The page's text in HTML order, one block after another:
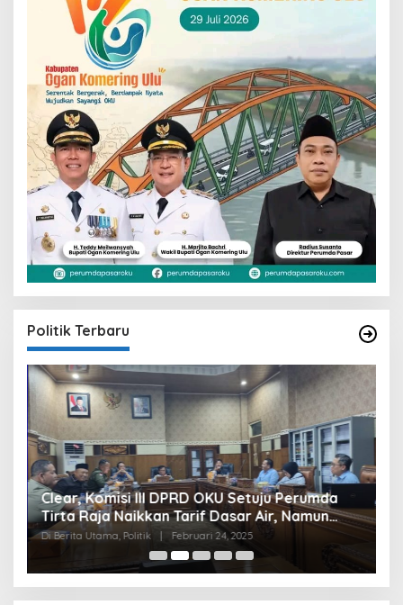
Politik Terbaru
Clear, Komisi III DPRD OKU Setuju Perumda
Tirta Raja Naikkan Tarif Dasar Air, Namun
Bersyarat
Di Berita Utama, Politik Februari 24, 2025